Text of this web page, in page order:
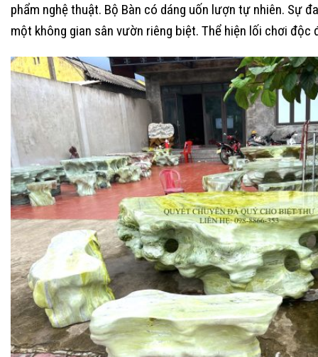
phẩm nghệ thuật. Bộ Bàn có dáng uốn lượn tự nhiên. Sự
một không gian sân vườn riêng biệt. Thể hiện lối chơi độc